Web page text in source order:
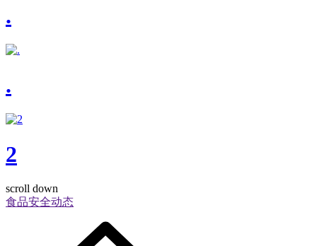
.
.
2
scroll down
食品安全动态